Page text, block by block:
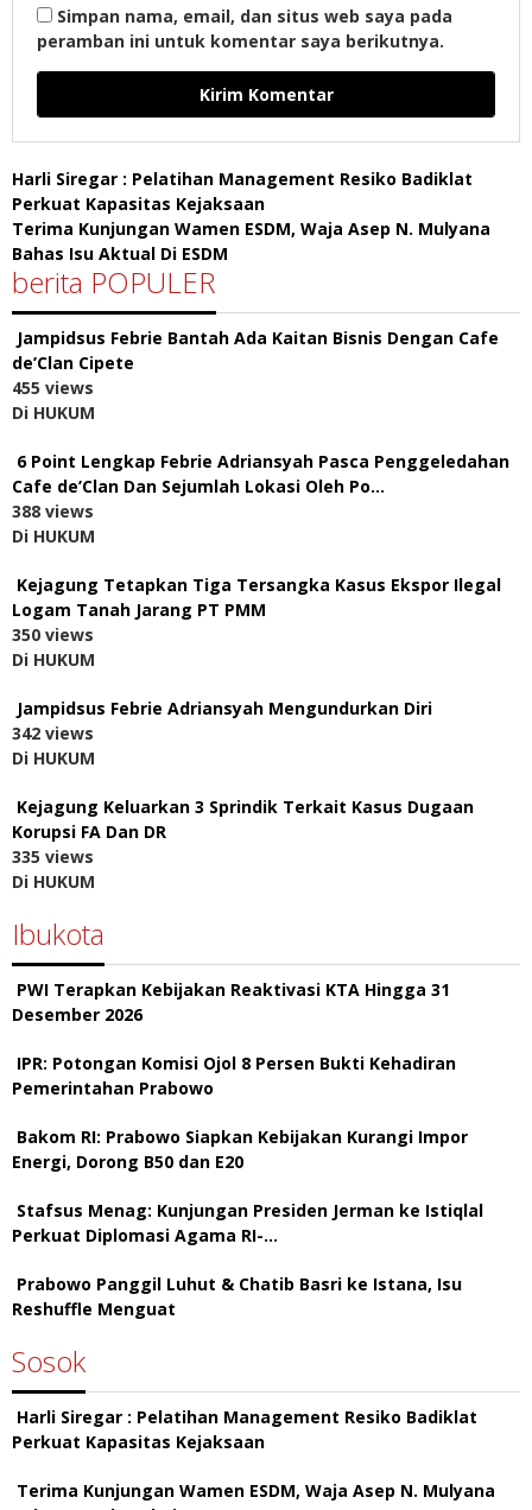
Simpan nama, email, dan situs web saya pada
peramban ini untuk komentar saya berikutnya.
Harli Siregar : Pelatihan Management Resiko Badiklat
Perkuat Kapasitas Kejaksaan
Terima Kunjungan Wamen ESDM, Waja Asep N. Mulyana
Bahas Isu Aktual Di ESDM
berita POPULER
Jampidsus Febrie Bantah Ada Kaitan Bisnis Dengan Cafe
de’Clan Cipete
455 views
Di HUKUM
6 Point Lengkap Febrie Adriansyah Pasca Penggeledahan
Cafe de’Clan Dan Sejumlah Lokasi Oleh Po…
388 views
Di HUKUM
Kejagung Tetapkan Tiga Tersangka Kasus Ekspor Ilegal
Logam Tanah Jarang PT PMM
350 views
Di HUKUM
Jampidsus Febrie Adriansyah Mengundurkan Diri
342 views
Di HUKUM
Kejagung Keluarkan 3 Sprindik Terkait Kasus Dugaan
Korupsi FA Dan DR
335 views
Di HUKUM
Ibukota
PWI Terapkan Kebijakan Reaktivasi KTA Hingga 31
Desember 2026
IPR: Potongan Komisi Ojol 8 Persen Bukti Kehadiran
Pemerintahan Prabowo
Bakom RI: Prabowo Siapkan Kebijakan Kurangi Impor
Energi, Dorong B50 dan E20
Stafsus Menag: Kunjungan Presiden Jerman ke Istiqlal
Perkuat Diplomasi Agama RI-…
Prabowo Panggil Luhut & Chatib Basri ke Istana, Isu
Reshuffle Menguat
Sosok
Harli Siregar : Pelatihan Management Resiko Badiklat
Perkuat Kapasitas Kejaksaan
Terima Kunjungan Wamen ESDM, Waja Asep N. Mulyana